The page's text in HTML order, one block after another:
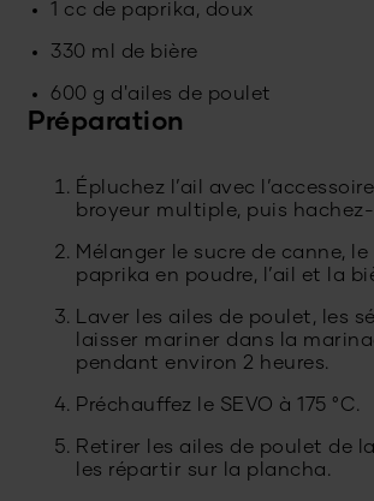
1 cc de paprika, doux
330 ml de bière
600 g d'ailes de poulet
Préparation
Épluchez l’ail avec
broyeur multiple, puis hachez-
Mélanger le sucre de canne, le
paprika en poudre, l’ail et la
Laver les ailes de poulet, les
laisser mariner dans la
pendant environ 2 heures.
Préchauffez le SEVO à 175 °C.
Retirer les ailes de poulet de
les répartir sur la plancha.